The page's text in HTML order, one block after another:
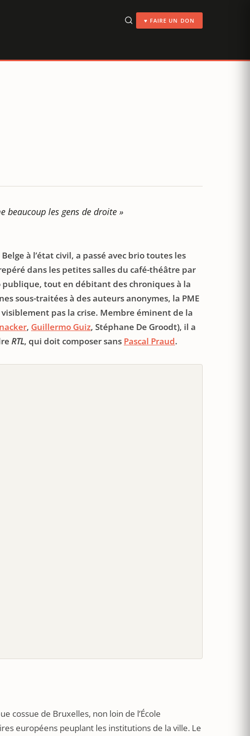
♥ FAIRE UN DON
beaucoup les gens de droite »
à l’état civil, a passé avec brio toutes les
dans les petites salles du café-théâtre par
tout en débitant des chroniques à la
sous-traitées à des auteurs anonymes, la PME
pas la crise. Membre éminent de la
, Guillermo Guiz, Stéphane De Groodt), il a
RTL, qui doit composer sans Pascal Praud.
cossue de Bruxelles, non loin de l’École
européens peuplant les institutions de la ville. Le